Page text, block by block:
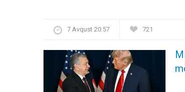
7 Avqust 20:57 721